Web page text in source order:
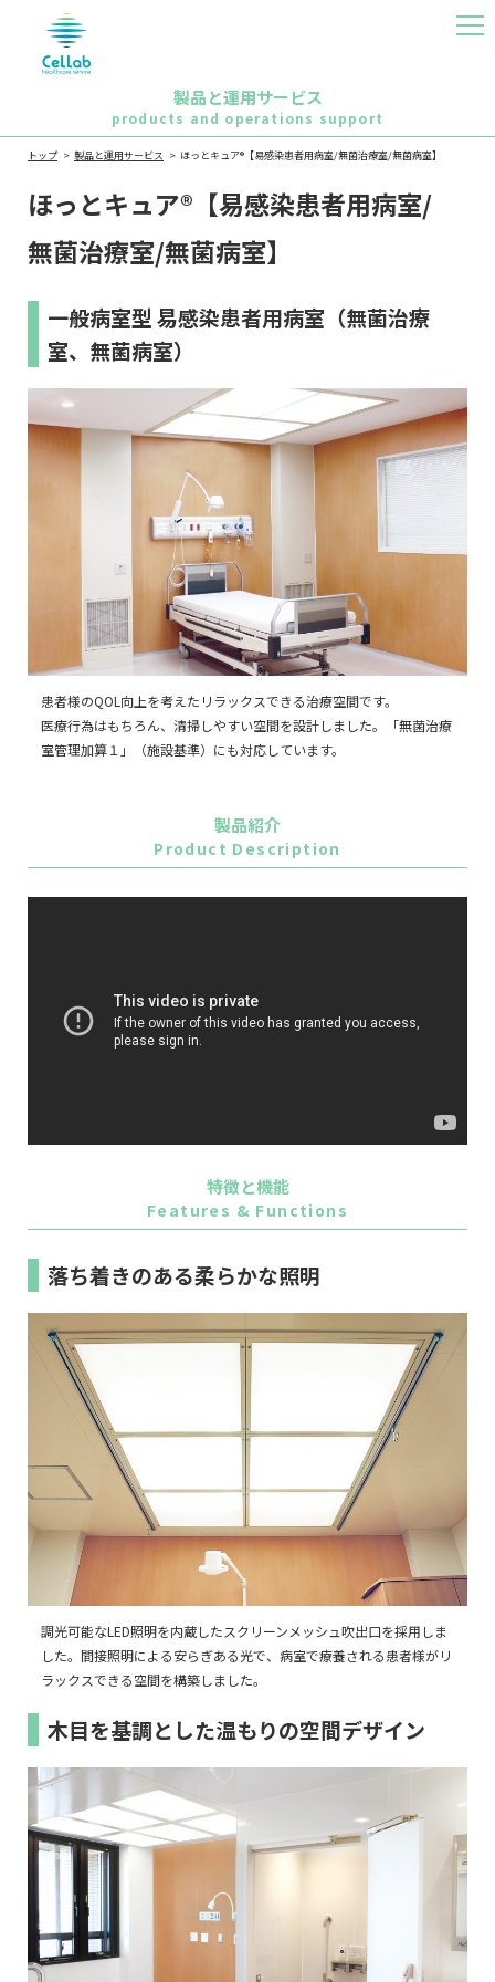
MEN
製品と運用サービス
products and operations support
トップ 製品と運用サービス ほっとキュア®【易感染患者用病室/無菌治療室/無菌病室】
ほっとキュア®【易感染患者用病室/
無菌治療室/無菌病室】
一般病室型 易感染患者用病室（無菌治療
室、無菌病室）
患者様のQOL向上を考えたリラックスできる治療空間です。
医療行為はもちろん、清掃しやすい空間を設計しました。「無菌治療
室管理加算１」（施設基準）にも対応しています。
製品紹介
Product Description
特徴と機能
Features & Functions
落ち着きのある柔らかな照明
調光可能なLED照明を内蔵したスクリーンメッシュ吹出口を採用しま
した。間接照明による安らぎある光で、病室で療養される患者様がリ
ラックスできる空間を構築しました。
木目を基調とした温もりの空間デザイン